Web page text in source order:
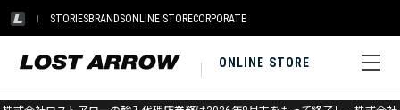
STORIESBRANDSONLINE STORECORPORATE
ONLINE STORE